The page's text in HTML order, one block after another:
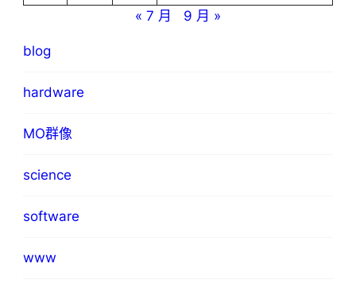
« 7 月
9 月 »
blog
hardware
MO群像
science
software
www